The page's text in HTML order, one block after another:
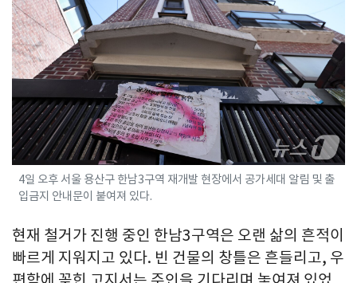
4일 오후 서울 용산구 한남3구역 재개발 현장에서 공가세대 알림 및 출
입금지 안내문이 붙여져 있다.
현재 철거가 진행 중인 한남3구역은 오랜 삶의 흔적이
빠르게 지워지고 있다. 빈 건물의 창틀은 흔들리고, 우